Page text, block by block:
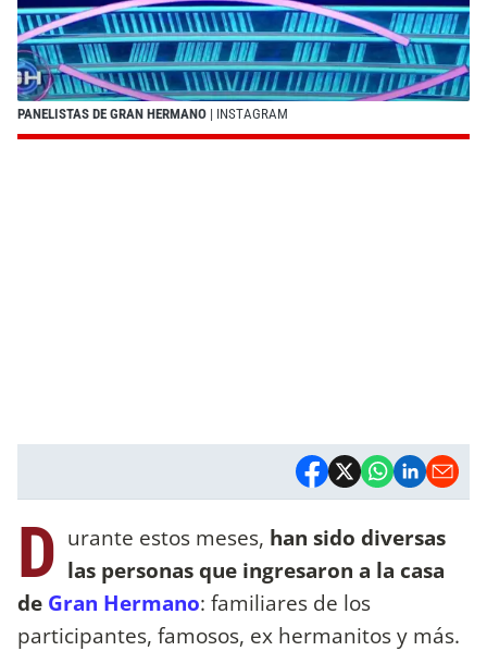
PANELISTAS DE GRAN HERMANO | INSTAGRAM
D urante estos meses, han sido diversas
las personas que ingresaron a la casa
de Gran Hermano: familiares de los
participantes, famosos, ex hermanitos y más.